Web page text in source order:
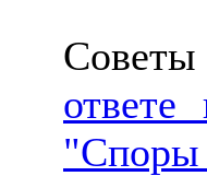
Советы
"Споры